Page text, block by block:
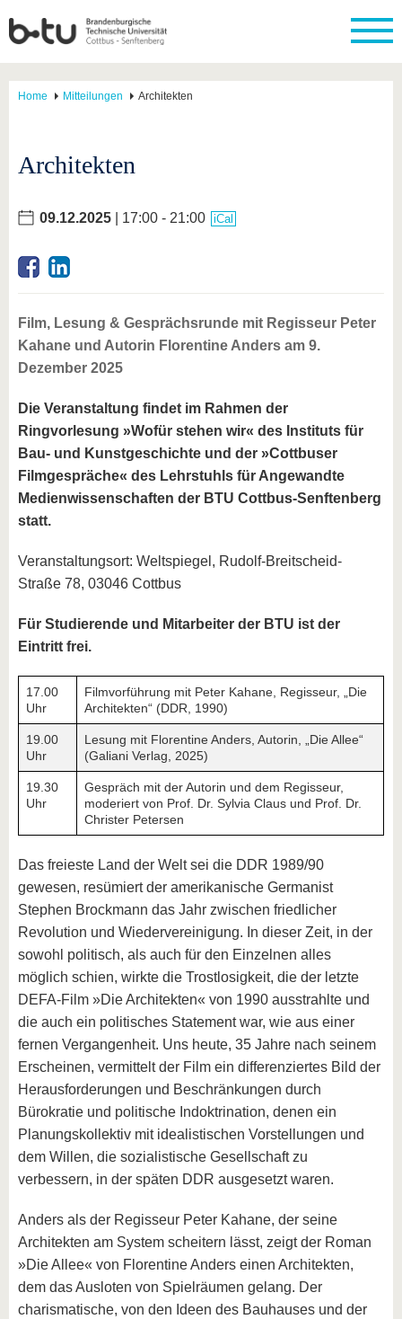
Home Mitteilungen Architekten
Architekten
09.12.2025 | 17:00 - 21:00 iCal
Film, Lesung & Gesprächsrunde mit Regisseur Peter
Kahane und Autorin Florentine Anders am 9.
Dezember 2025
Die Veranstaltung findet im Rahmen der
Ringvorlesung »Wofür stehen wir« des Instituts für
Bau- und Kunstgeschichte und der »Cottbuser
Filmgespräche« des Lehrstuhls für Angewandte
Medienwissenschaften der BTU Cottbus-Senftenberg
statt.
Veranstaltungsort: Weltspiegel, Rudolf-Breitscheid-
Straße 78, 03046 Cottbus
Für Studierende und Mitarbeiter der BTU ist der
Eintritt frei.
17.00
Uhr
Filmvorführung mit Peter Kahane, Regisseur, „Die
Architekten“ (DDR, 1990)
19.00
Uhr
Lesung mit Florentine Anders, Autorin, „Die Allee“
(Galiani Verlag, 2025)
19.30
Uhr
Gespräch mit der Autorin und dem Regisseur,
moderiert von Prof. Dr. Sylvia Claus und Prof. Dr.
Christer Petersen
Das freieste Land der Welt sei die DDR 1989/90
gewesen, resümiert der amerikanische Germanist
Stephen Brockmann das Jahr zwischen friedlicher
Revolution und Wiedervereinigung. In dieser Zeit, in der
sowohl politisch, als auch für den Einzelnen alles
möglich schien, wirkte die Trostlosigkeit, die der letzte
DEFA-Film »Die Architekten« von 1990 ausstrahlte und
die auch ein politisches Statement war, wie aus einer
fernen Vergangenheit. Uns heute, 35 Jahre nach seinem
Erscheinen, vermittelt der Film ein differenziertes Bild der
Herausforderungen und Beschränkungen durch
Bürokratie und politische Indoktrination, denen ein
Planungskollektiv mit idealistischen Vorstellungen und
dem Willen, die sozialistische Gesellschaft zu
verbessern, in der späten DDR ausgesetzt waren.
Anders als der Regisseur Peter Kahane, der seine
Architekten am System scheitern lässt, zeigt der Roman
»Die Allee« von Florentine Anders einen Architekten,
dem das Ausloten von Spielräumen gelang. Der
charismatische, von den Ideen des Bauhauses und der